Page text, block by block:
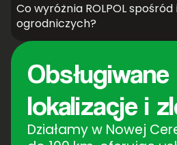
Co wyróżnia ROLPOL
ogrodniczych?
Obsługiwane
lokalizacje i
Działamy w Nowej